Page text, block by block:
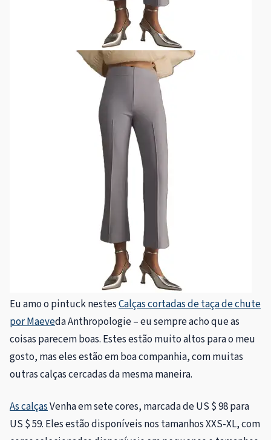
Eu amo o pintuck nestesCalças cortadas de taça de chute
por Maeveda Anthropologie – eu sempre acho que as
coisas parecem boas. Estes estão muito altos para o meu
gosto, mas eles estão em boa companhia, com muitas
outras calças cercadas da mesma maneira.
As calçasVenha em sete cores, marcada de US $ 98 para
US $ 59. Eles estão disponíveis nos tamanhos XXS-XL, com